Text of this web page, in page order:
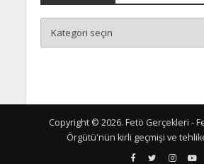
Copyright © 2026. Fetö Gerçekleri -
Örgütü'nün kirli geçmişi ve